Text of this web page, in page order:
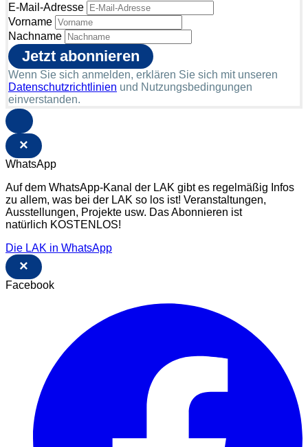
E-Mail-Adresse
Vorname
Nachname
Wenn Sie sich anmelden, erklären Sie sich mit unseren
Datenschutzrichtlinien und Nutzungsbedingungen
einverstanden.
×
WhatsApp
Auf dem WhatsApp-Kanal der LAK gibt es regelmäßig Infos
zu allem, was bei der LAK so los ist! Veranstaltungen,
Ausstellungen, Projekte usw. Das Abonnieren ist
natürlich KOSTENLOS!
Die LAK in WhatsApp
×
Facebook